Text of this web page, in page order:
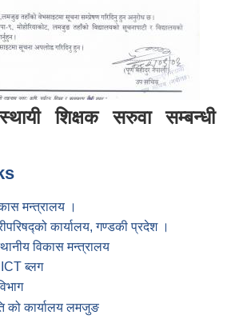
शिक्षक सरुवा सम्बन्धी
मन्त्रालय ।
कार्यालय, गण्डकी प्रदेश ।
विकास मन्त्रालय
ICT ब्लग
को कार्यालय लमजुङ